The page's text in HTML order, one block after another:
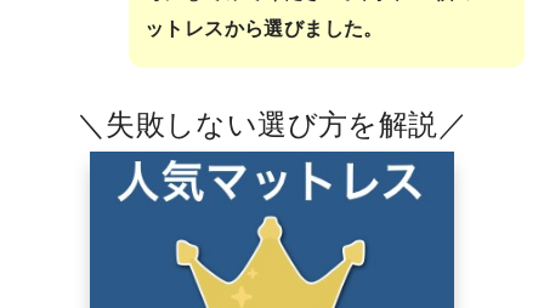
ットレスから選びました。
＼失敗しない選び方を解説／